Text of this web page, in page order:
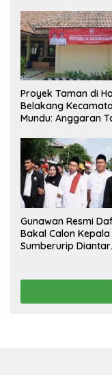
Proyek Taman di
Belakang
Mundu: Anggaran
Tersedia
Gunawan Resmi
Bakal Calon Kepala
Sumberurip Diantar